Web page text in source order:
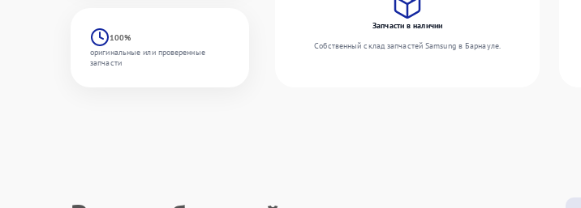
100%
оригинальные или проверенные
запчасти
Запчасти в наличии
Собственный склад запчастей Samsung в Барнауле.